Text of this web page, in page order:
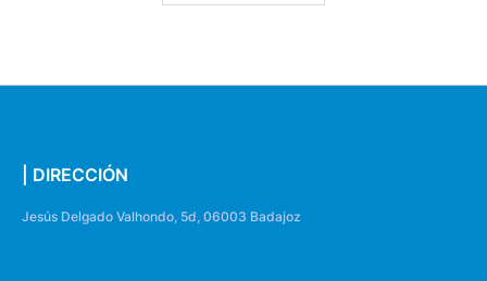
| DIRECCIÓN
Jesús Delgado Valhondo, 5d, 06003 Badajoz